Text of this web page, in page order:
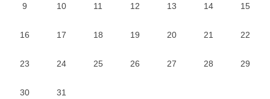
9 10 11 12 13 14 15
16 17 18 19 20 21 22
23 24 25 26 27 28 29
30 31